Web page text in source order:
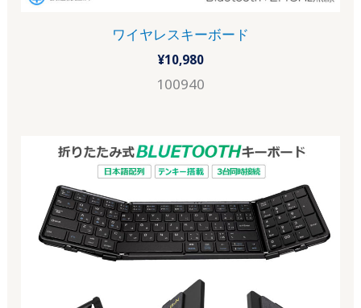
ワイヤレスキーボード
¥10,980
100940